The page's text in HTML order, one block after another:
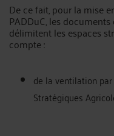
De ce fait, pour la mise
PADDuC, les
délimitent les espaces
compte :
de la ventilation par
Stratégiques